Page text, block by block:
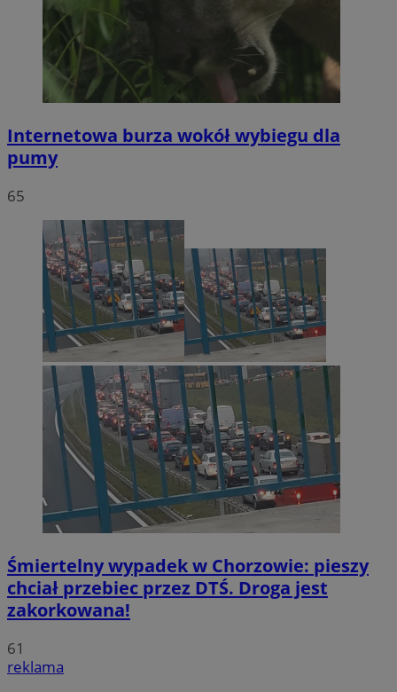
Internetowa burza wokół wybiegu dla
pumy
65
Śmiertelny wypadek w Chorzowie: pieszy
chciał przebiec przez DTŚ. Droga jest
zakorkowana!
61
reklama